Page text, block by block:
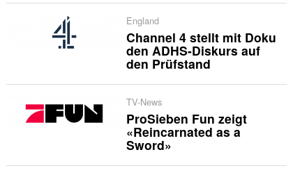
England
Channel 4 stellt mit Doku
den ADHS-Diskurs auf
den Prüfstand
TV-News
ProSieben Fun zeigt
«Reincarnated as a
Sword»